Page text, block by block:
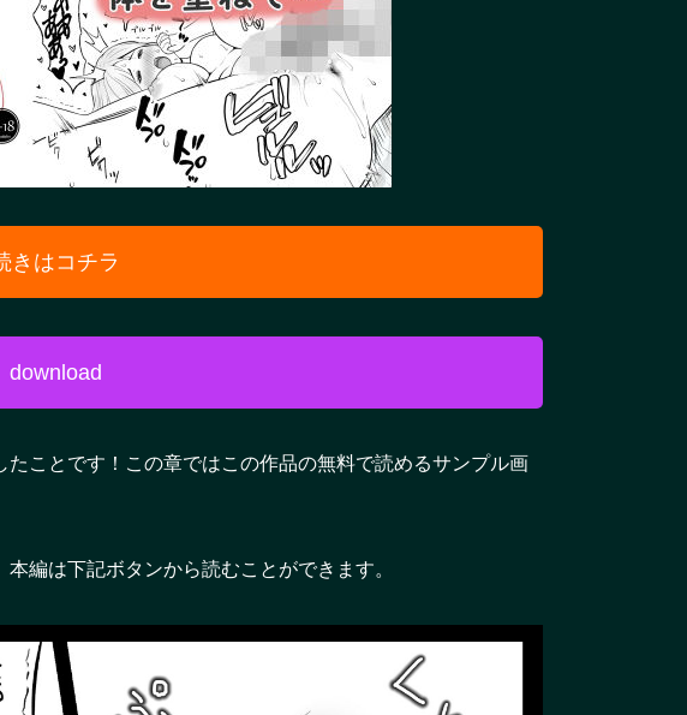
きはコチラ
download
ことです！この章ではこの作品の無料で読めるサンプル画
編は下記ボタンから読むことができます。